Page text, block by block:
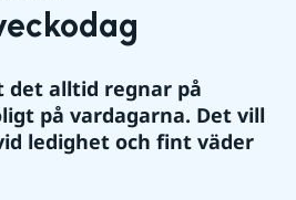
det alltid regnar på
på vardagarna. Det vill
ledighet och fint väder